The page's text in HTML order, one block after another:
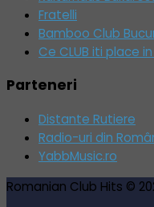
Fratelli
Bamboo Club
Ce CLUB iti place
Parteneri
Distante Rutiere
Radio-uri din
YabbMusic.ro
Romanian Club Hits ©